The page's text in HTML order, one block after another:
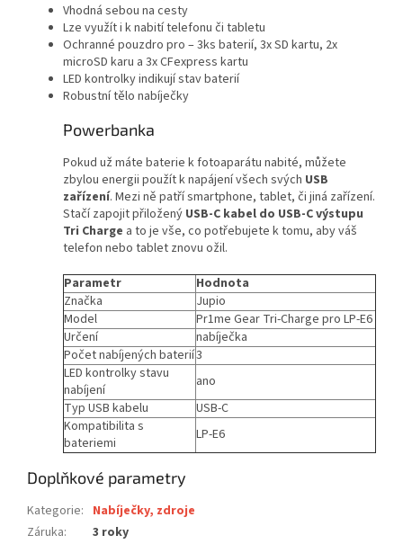
Vhodná sebou na cesty
Lze využít i k nabití telefonu či tabletu
Ochranné pouzdro pro – 3ks baterií, 3x SD kartu, 2x
microSD karu a 3x CFexpress kartu
LED kontrolky indikují stav baterií
Robustní tělo nabíječky
Powerbanka
Pokud už máte baterie k fotoaparátu nabité, můžete
zbylou energii použít k napájení všech svých USB
zařízení. Mezi ně patří smartphone, tablet, či jiná zařízení.
Stačí zapojit přiložený USB-C kabel do USB-C výstupu
Tri Charge a to je vše, co potřebujete k tomu, aby váš
telefon nebo tablet znovu ožil.
Parametr
Hodnota
Značka
Jupio
Model
Pr1me Gear Tri-Charge pro LP-E6
Určení
nabíječka
Počet nabíjených baterií3
LED kontrolky stavu
nabíjení
ano
Typ USB kabelu
USB-C
Kompatibilita s
bateriemi
LP-E6
Doplňkové parametry
Kategorie: Nabíječky, zdroje
Záruka:
3 roky